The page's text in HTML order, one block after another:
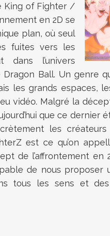
King of Fighter /
en 2D se
plan, où seul
fuites vers les
l’univers
Ball. Un genre
les grands espaces,
vidéo. Malgré la
que ce dernier
les
est ce qu’on
de l’affrontement en
de nous proposer
tous les sens et